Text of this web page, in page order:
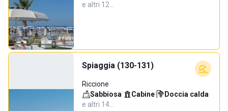
e altri 12…
Spiaggia (130-131)
Riccione
Sabbiosa· Cabine· Doccia calda·
e altri 14…